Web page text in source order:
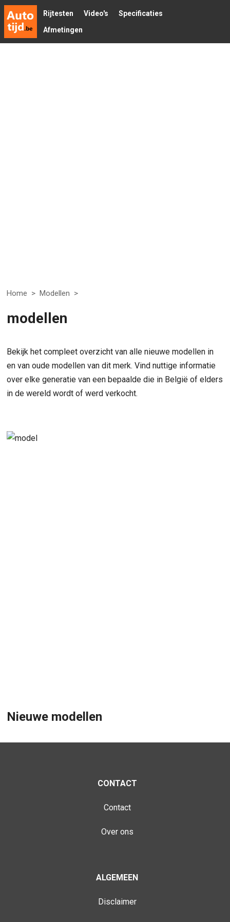
Rijtesten Video's
Specificaties
Afmetingen
Home > Modellen >
modellen
Bekijk het compleet overzicht van alle nieuwe modellen in
en van oude modellen van dit merk. Vind nuttige informatie
over elke generatie van een bepaalde die in België of elders
in de wereld wordt of werd verkocht.
Nieuwe modellen
CONTACT
Contact
Over ons
ALGEMEEN
Disclaimer